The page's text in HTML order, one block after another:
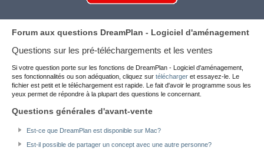
Forum aux questions DreamPlan - Logiciel d'aménagement
Questions sur les pré-téléchargements et les ventes
Si votre question porte sur les fonctions de DreamPlan - Logiciel d'aménagement,
ses fonctionnalités ou son adéquation, cliquez sur télécharger et essayez-le. Le
fichier est petit et le téléchargement est rapide. Le fait d'avoir le programme sous les
yeux permet de répondre à la plupart des questions le concernant.
Questions générales d'avant-vente
Est-ce que DreamPlan est disponible sur Mac?
Est-il possible de partager un concept avec une autre personne?